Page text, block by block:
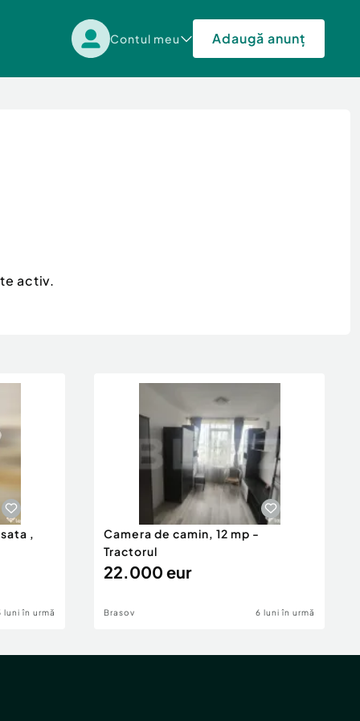
Contul meu Adaugă anunț
activ.
,
luni în urmă
Camera de camin, 12 mp -
Tractorul
22.000 eur
Brasov 6 luni în urmă